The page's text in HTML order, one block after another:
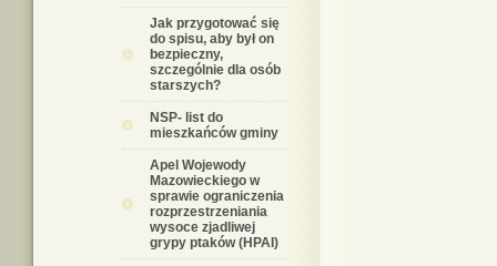
Jak przygotować się
do spisu, aby był on
bezpieczny,
szczególnie dla osób
starszych?
NSP- list do
mieszkańców gminy
Apel Wojewody
Mazowieckiego w
sprawie ograniczenia
rozprzestrzeniania
wysoce zjadliwej
grypy ptaków (HPAI)